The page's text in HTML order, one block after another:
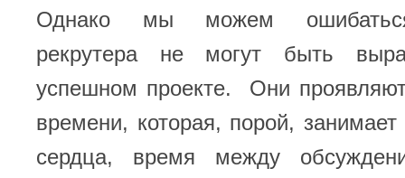
Однако мы можем
рекрутера не могут быть
успешном проекте. Они
времени, которая, порой,
сердца, время между